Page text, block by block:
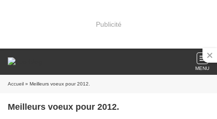
Publicité
MENU
Accueil » Meilleurs voeux pour 2012.
Meilleurs voeux pour 2012.